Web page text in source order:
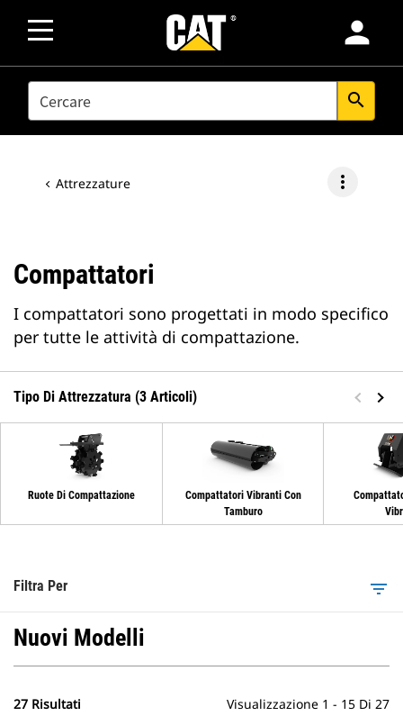
person
SEARCH search
Attrezzature more_vert
Compattatori
I compattatori sono progettati in modo specifico
per tutte le attività di compattazione.
Tipo Di Attrezzatura (3 Articoli)
Ruote Di Compattazione
Compattatori Vibranti Con
Tamburo
Filtra Per filter_list
Nuovi Modelli
27 Risultati Visualizzazione 1 - 15 Di 27